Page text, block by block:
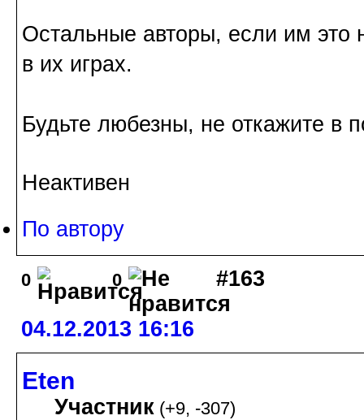
Остальные авторы, если им это
в их играх.
Будьте любезны, не откажите в
Неактивен
По автору
0 0 #163
04.12.2013 16:16
Eten
Участник (+9, -307)